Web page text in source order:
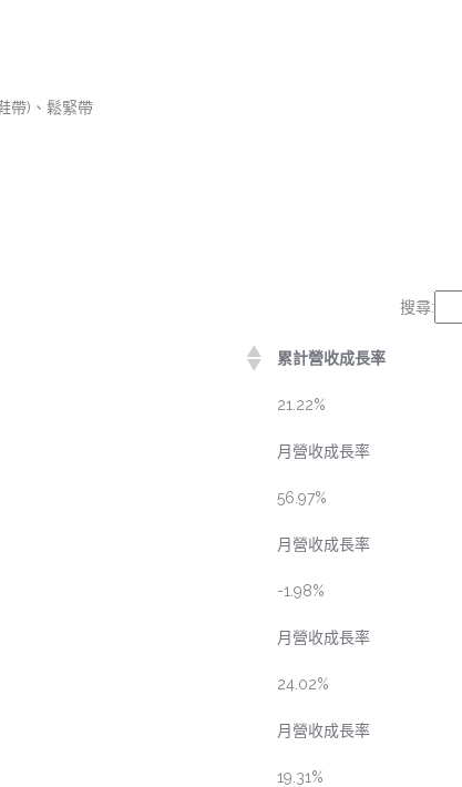
帶)、鬆緊帶
搜尋:
累計營收成長率
21.22%
月營收成長率
56.97%
月營收成長率
-1.98%
月營收成長率
24.02%
月營收成長率
19.31%